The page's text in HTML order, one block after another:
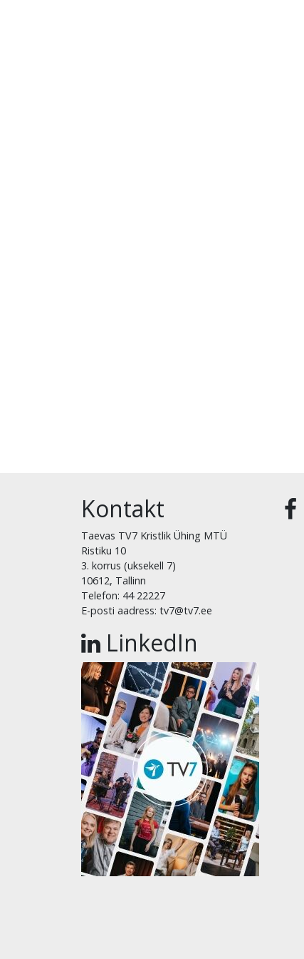
Kontakt
Taevas TV7 Kristlik Ühing MTÜ
Ristiku 10
3. korrus (uksekell 7)
10612, Tallinn
Telefon: 44 22227
E-posti aadress: tv7@tv7.ee
LinkedIn